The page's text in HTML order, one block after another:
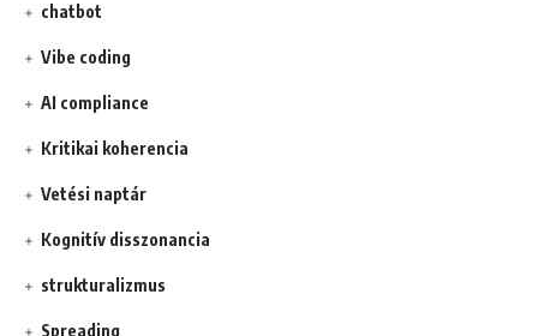
chatbot
Vibe coding
AI compliance
Kritikai koherencia
Vetési naptár
Kognitív disszonancia
strukturalizmus
Spreading